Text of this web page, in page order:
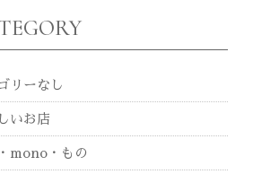
リーなし
いお店
mono・もの